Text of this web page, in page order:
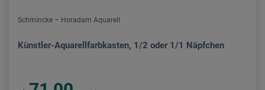
Schmincke – Horadam Aquarell
Künstler-Aquarellfarbkasten, 1/2 oder 1/1 Näpfchen